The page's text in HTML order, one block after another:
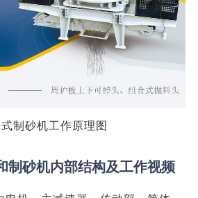
制砂机工作原理图
制砂机内部结构及工作视频